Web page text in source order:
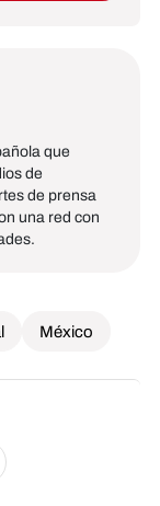
que
de
de prensa
una red con
México